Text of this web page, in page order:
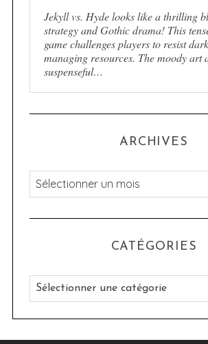
Jekyll vs. Hyde looks like a thrilling
strategy and Gothic drama! This
game challenges players to resist
managing resources. The moody art
suspenseful…
ARCHIVES
A
r
c
v
CATÉGORIES
C
a
t